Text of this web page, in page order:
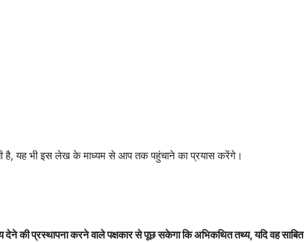
है, यह भी इस लेख के माध्यम से आप तक पहुंचाने का प्रयास करेंगे।
देने की प्रस्थापना करने वाले पक्षकार से पूछ सकेगा कि अभिकथित तथ्य, यदि वह साबित